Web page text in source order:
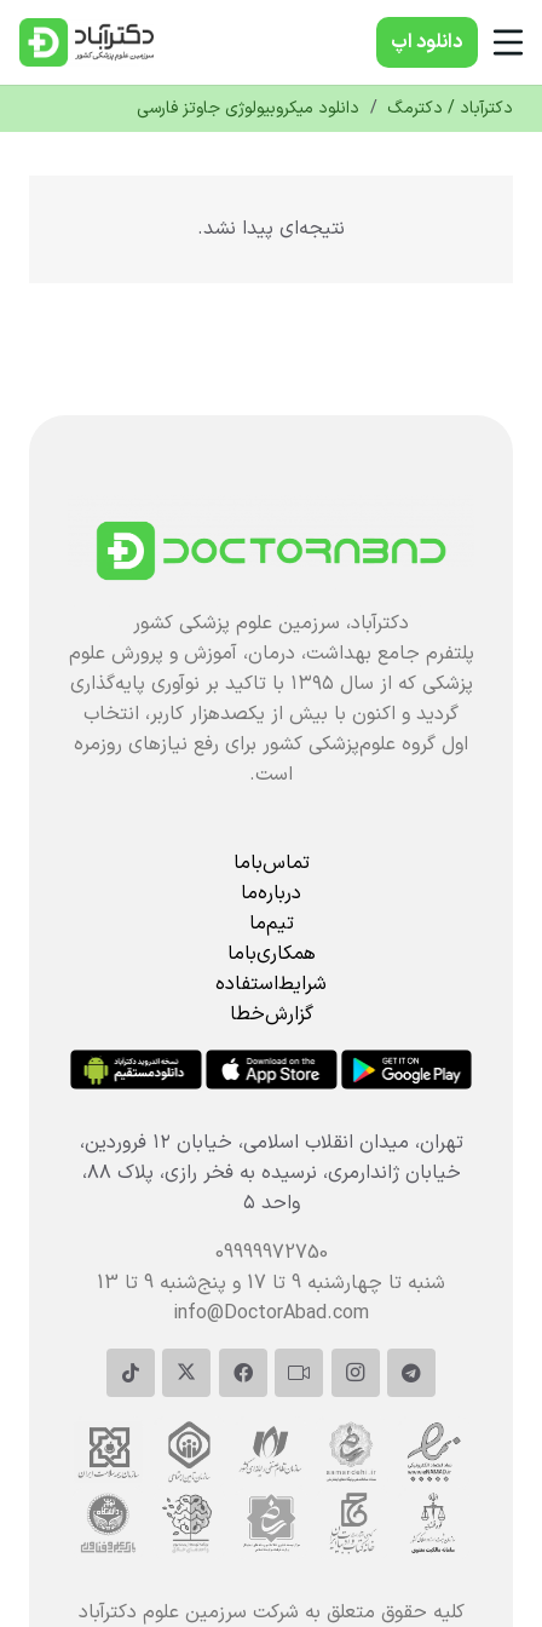
دانلود‌ اپ
دکترآباد / دکترمگ / دانلود میکروبیولوژی جاوتز فارسی
نتیجه‌ای پیدا نشد.
دکترآباد، سرزمین علوم پزشکی کشور
پلتفرم جامع بهداشت، درمان، آموزش و پرورش علوم
پزشکی که از سال ۱۳۹۵ با تاکید بر نوآوری پایه‌گذاری
گردید و اکنون با بیش از یکصدهزار کاربر، انتخاب
اول گروه علوم‌پزشکی کشور برای رفع نیازهای روزمره
است.
تماس‌باما
درباره‌ما
تیم‌ما
همکاری‌باما
شرایط‌استفاده
گزارش‌خطا
تهران، میدان انقلاب اسلامی، خیابان ۱۲ فروردین،
خیابان ژاندارمری، نرسیده به فخر رازی، پلاک ۸۸،
واحد ۵
09999972750
شنبه تا چهارشنبه 9 تا 17 و پنج‌شنبه‌ 9 تا 13
info@DoctorAbad.com
کلیه حقوق متعلق به شرکت سرزمین علوم دکترآباد